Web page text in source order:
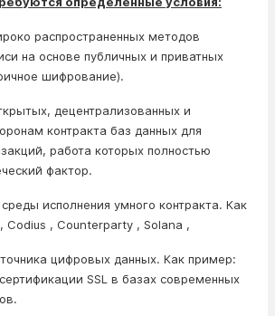
распространенных методов
на основе публичных и приватных
шифрование).
децентрализованных и
контракта баз данных для
работа которых полностью
фактор.
исполнения умного контракта. Как
Codius , Counterparty , Solana ,
цифровых данных. Как пример:
SSL в базах современных